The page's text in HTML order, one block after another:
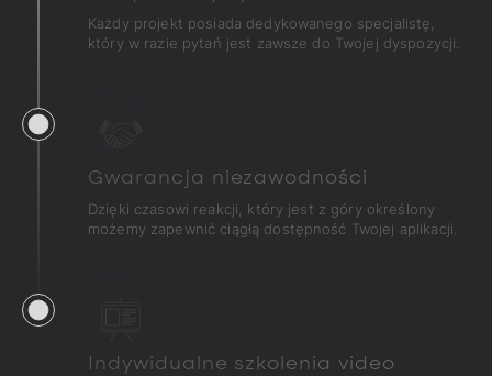
Każdy projekt posiada dedykowanego specjalistę,
który w razie pytań jest zawsze do Twojej dyspozycji.
Gwarancja niezawodności
Dzięki czasowi reakcji, który jest z góry określony
możemy zapewnić ciągłą dostępność Twojej aplikacji.
Indywidualne szkolenia video